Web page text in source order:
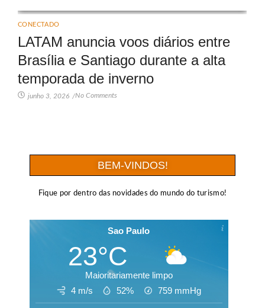
CONECTADO
LATAM anuncia voos diários entre
Brasília e Santiago durante a alta
temporada de inverno
junho 3, 2026 /No Comments
BEM-VINDOS!
Fique por dentro das novidades do mundo do turismo!
Sao Paulo
23°C
Maioritariamente limpo
4 m/s
52% 759 mmHg